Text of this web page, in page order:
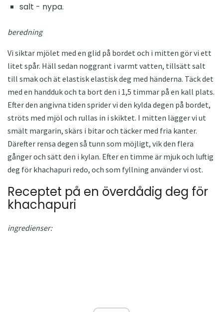
salt - nypa.
beredning
Vi siktar mjölet med en glid på bordet och i mitten gör vi ett
litet spår. Häll sedan noggrant i varmt vatten, tillsätt salt
till smak och ät elastisk elastisk deg med händerna. Täck det
med en handduk och ta bort den i 1,5 timmar på en kall plats.
Efter den angivna tiden sprider vi den kylda degen på bordet,
ströts med mjöl och rullas in i skiktet. I mitten lägger vi ut
smält margarin, skärs i bitar och täcker med fria kanter.
Därefter rensa degen så tunn som möjligt, vik den flera
gånger och sätt den i kylan. Efter en timme är mjuk och luftig
deg för khachapuri redo, och som fyllning använder vi ost.
Receptet på en överdådig deg för
khachapuri
ingredienser: